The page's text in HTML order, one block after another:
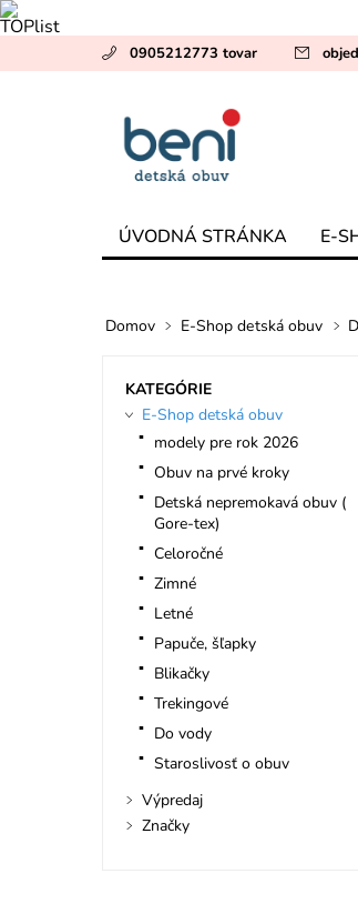
0905212773 tovar
ÚVODNÁ STRÁNKA E-
Domov E-Shop detská obuv
KATEGÓRIE
E-Shop detská obuv
modely pre rok 2026
Obuv na prvé kroky
Detská nepremokavá obuv (
Gore-tex)
Celoročné
Zimné
Letné
Papuče, šľapky
Blikačky
Trekingové
Do vody
Staroslivosť o obuv
Výpredaj
Značky